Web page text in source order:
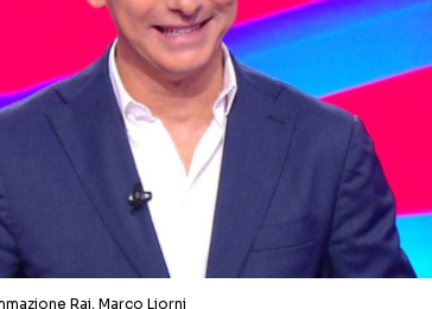
Rai, Marco Liorni